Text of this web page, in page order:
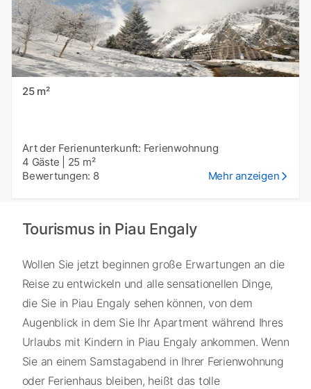
25 m²
Art der Ferienunterkunft: Ferienwohnung
4 Gäste
25 m²
Bewertungen: 8
Mehr anzeigen
Tourismus in Piau Engaly
Wollen Sie jetzt beginnen große Erwartungen an die
Reise zu entwickeln und alle sensationellen Dinge,
die Sie in Piau Engaly sehen können, von dem
Augenblick in dem Sie Ihr Apartment während Ihres
Urlaubs mit Kindern in Piau Engaly ankommen. Wenn
Sie an einem Samstagabend in Ihrer Ferienwohnung
oder Ferienhaus bleiben, heißt das tolle